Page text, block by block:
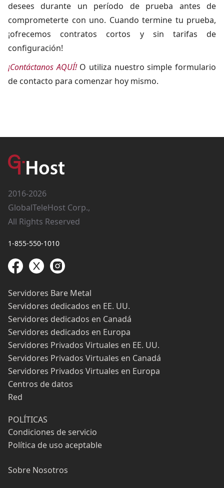
desees durante un período de prueba antes de
comprometerte con uno. Cuando termine tu prueba,
¡ofrecemos contratos cortos y sin tarifas de
configuración!
¡Contáctanos AQUÍ!O utiliza nuestro simple formulario
de contacto para comenzar hoy mismo.
2016-2026
GlobalTeleHost Corp.,
All Rights Reserved
1-855-550-1010
Servidores Bare Metal
Servidores dedicados en EE. UU.
Servidores dedicados en Canadá
Servidores dedicados en Europa
Servidores Privados Virtuales en EE. UU.
Servidores Privados Virtuales en Canadá
Servidores Privados Virtuales en Europa
Centros de datos
Red
POLÍTICAS
Condiciones de servicio
Política de uso aceptable
Sobre Nosotros